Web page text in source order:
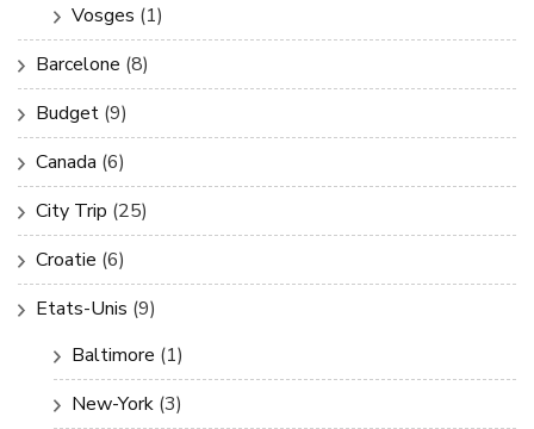
Vosges (1)
Barcelone (8)
Budget (9)
Canada (6)
City Trip (25)
Croatie (6)
Etats-Unis (9)
Baltimore (1)
New-York (3)